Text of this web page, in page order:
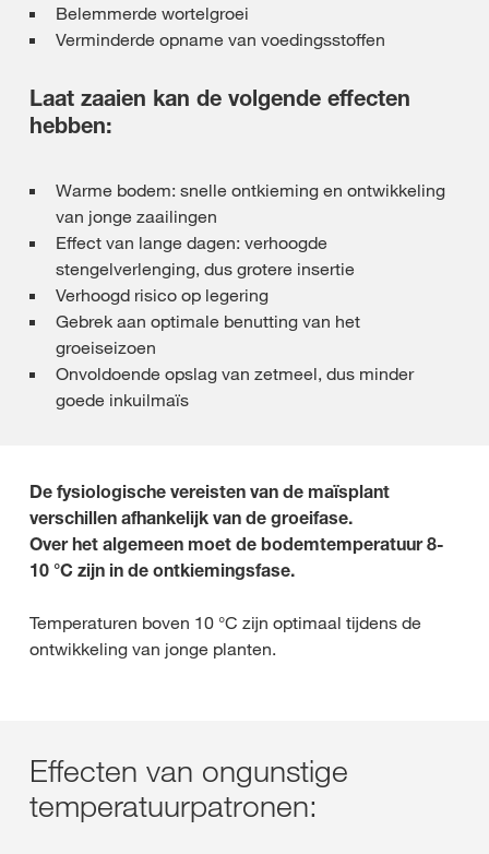
Belemmerde wortelgroei
Verminderde opname van voedingsstoffen
Laat zaaien kan de volgende effecten
hebben:
Warme bodem: snelle ontkieming en ontwikkeling
van jonge zaailingen
Effect van lange dagen: verhoogde
stengelverlenging, dus grotere insertie
Verhoogd risico op legering
Gebrek aan optimale benutting van het
groeiseizoen
Onvoldoende opslag van zetmeel, dus minder
goede inkuilmaïs
De fysiologische vereisten van de maïsplant
verschillen afhankelijk van de groeifase.
Over het algemeen moet de bodemtemperatuur 8-
10 °C zijn in de ontkiemingsfase.
Temperaturen boven 10 °C zijn optimaal tijdens de
ontwikkeling van jonge planten.
Effecten van ongunstige
temperatuurpatronen: